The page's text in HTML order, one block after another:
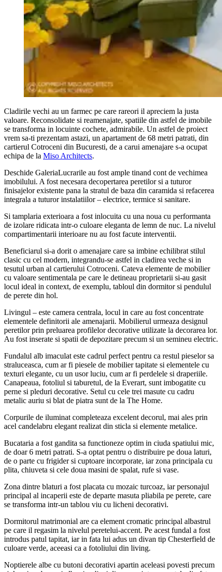
Cladirile vechi au un farmec pe care rareori il apreciem la justa
valoare. Reconsolidate si reamenajate, spatiile din astfel de imobile
se transforma in locuinte cochete, admirabile. Un astfel de proiect
vrem sa-ti prezentam astazi, un apartament de 68 metri patrati, din
cartierul Cotroceni din Bucuresti, de a carui amenajare s-a ocupat
echipa de la Miso Architects.
Deschide GaleriaLucrarile au fost ample tinand cont de vechimea
imobilului. A fost necesara decopertarea peretilor si a tuturor
finisajelor existente pana la stratul de baza din caramida si refacerea
integrala a tuturor instalatiilor – electrice, termice si sanitare.
Si tamplaria exterioara a fost inlocuita cu una noua cu performanta
de izolare ridicata intr-o culoare eleganta de lemn de nuc. La nivelul
compartimentarii interioare nu au fost facute interventii.
Beneficiarul si-a dorit o amenajare care sa imbine echilibrat stilul
clasic cu cel modern, integrandu-se astfel in cladirea veche si in
tesutul urban al cartierului Cotroceni. Cateva elemente de mobilier
cu valoare sentimentala pe care le detineau proprietarii si-au gasit
locul ideal in context, de exemplu, tabloul din dormitor si pendulul
de perete din hol.
Livingul – este camera centrala, locul in care au fost concentrate
elementele definitorii ale amenajarii. Mobilierul urmeaza designul
peretilor prin preluarea profilelor decorative utilizate la decorarea lor.
Au fost inserate si spatii de depozitare precum si un semineu electric.
Fundalul alb imaculat este cadrul perfect pentru ca restul pieselor sa
straluceasca, cum ar fi piesele de mobilier tapitate si elementele cu
texturi elegante, cu un usor luciu, cum ar fi perdelele si draperiile.
Canapeaua, fotoliul si taburetul, de la Everart, sunt imbogatite cu
perne si pleduri decorative. Setul cu cele trei masute cu cadru
metalic auriu si blat de piatra sunt de la The Home.
Corpurile de iluminat completeaza excelent decorul, mai ales prin
acel candelabru elegant realizat din sticla si elemente metalice.
Bucataria a fost gandita sa functioneze optim in ciuda spatiului mic,
de doar 6 metri patrati. S-a optat pentru o distribuire pe doua laturi,
de o parte cu frigider si cuptoare incorporate, iar zona principala cu
plita, chiuveta si cele doua masini de spalat, rufe si vase.
Zona dintre blaturi a fost placata cu mozaic turcoaz, iar personajul
principal al incaperii este de departe masuta pliabila pe perete, care
se transforma intr-un tablou viu cu licheni decorativi.
Dormitorul matrimonial are ca element cromatic principal albastrul
pe care il regasim la nivelul peretelui-accent. Pe acest fundal a fost
introdus patul tapitat, iar in fata lui adus un divan tip Chesterfield de
culoare verde, aceeasi ca a fotoliului din living.
Noptierele albe cu butoni decorativi apartin aceleasi povesti precum